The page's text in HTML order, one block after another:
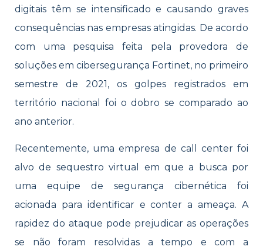
digitais têm se intensificado e causando graves
consequências nas empresas atingidas. De acordo
com uma pesquisa feita pela provedora de
soluções em cibersegurança Fortinet, no primeiro
semestre de 2021, os golpes registrados em
território nacional foi o dobro se comparado ao
ano anterior.
Recentemente, uma empresa de call center foi
alvo de sequestro virtual em que a busca por
uma equipe de segurança cibernética foi
acionada para identificar e conter a ameaça. A
rapidez do ataque pode prejudicar as operações
se não foram resolvidas a tempo e com a